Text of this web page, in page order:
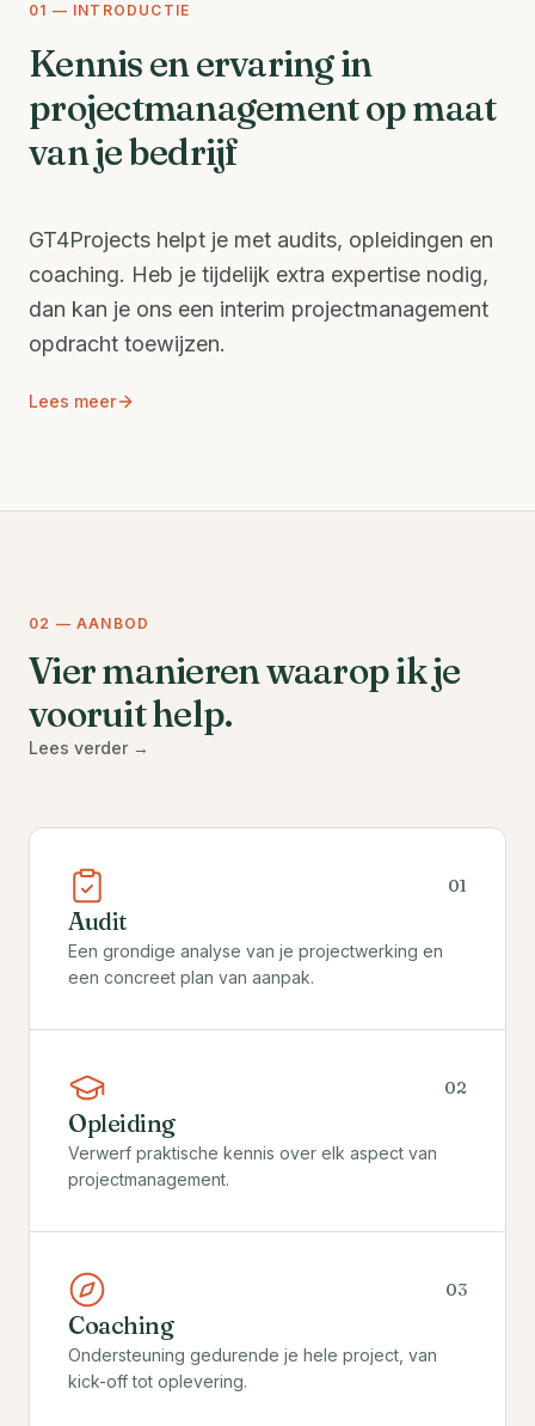
01 — INTRODUCTIE
Kennis en ervaring in
projectmanagement op maat
van je bedrijf
GT4Projects helpt je met audits, opleidingen en
coaching. Heb je tijdelijk extra expertise nodig,
dan kan je ons een interim projectmanagement
opdracht toewijzen.
Lees meer
02 — AANBOD
Vier manieren waarop ik je
vooruit help.
Lees verder →
01
Audit
Een grondige analyse van je projectwerking en
een concreet plan van aanpak.
02
Opleiding
Verwerf praktische kennis over elk aspect van
projectmanagement.
03
Coaching
Ondersteuning gedurende je hele project, van
kick-off tot oplevering.